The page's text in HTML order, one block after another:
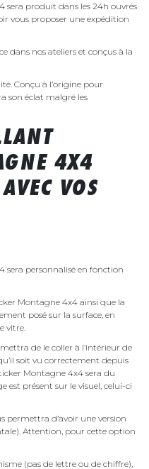
sera produit dans les 24h ouvrés
vous proposer une expédition
dans nos ateliers et conçus à la
Conçu à l’origine pour
son éclat malgré les
4X4
VOS
personnalisé en fonction
Montagne 4x4 ainsi que la
posé sur la surface, en
vitre.
de le coller à l’intérieur de
soit vu correctement depuis
Montagne 4x4 sera du
est présent sur le visuel, celui-ci
permettra d’avoir une version
Attention, pour cette option
(pas de lettre ou de chiffre),